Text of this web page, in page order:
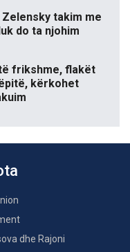
takim me
do ta njohim
frikshme, flakët
kërkohet
dhe Rajoni